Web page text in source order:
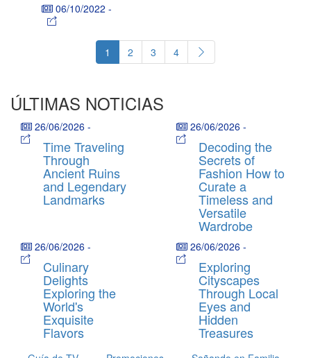
06/10/2022 -
1 2 3 4
ÚLTIMAS NOTICIAS
26/06/2026 -
Time Traveling
Through
Ancient Ruins
and Legendary
Landmarks
26/06/2026 -
Decoding the
Secrets of
Fashion How to
Curate a
Timeless and
Versatile
Wardrobe
26/06/2026 -
Culinary
Delights
Exploring the
World's
Exquisite
Flavors
26/06/2026 -
Exploring
Cityscapes
Through Local
Eyes and
Hidden
Treasures